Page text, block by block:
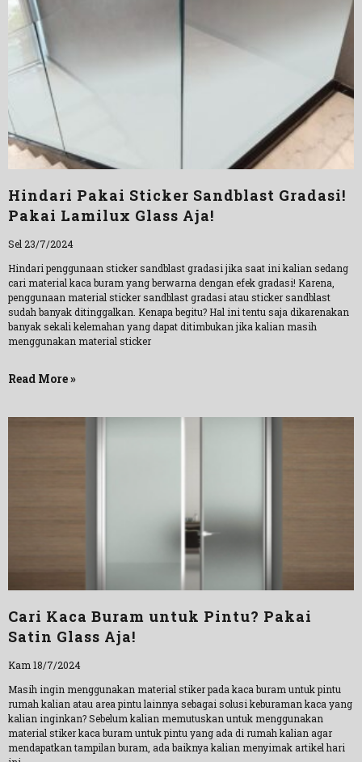
Hindari Pakai Sticker Sandblast Gradasi!
Pakai Lamilux Glass Aja!
Sel 23/7/2024
Hindari penggunaan sticker sandblast gradasi jika saat ini kalian sedang
cari material kaca buram yang berwarna dengan efek gradasi! Karena,
penggunaan material sticker sandblast gradasi atau sticker sandblast
sudah banyak ditinggalkan. Kenapa begitu? Hal ini tentu saja dikarenakan
banyak sekali kelemahan yang dapat ditimbukan jika kalian masih
menggunakan material sticker
Read More »
Cari Kaca Buram untuk Pintu? Pakai
Satin Glass Aja!
Kam 18/7/2024
Masih ingin menggunakan material stiker pada kaca buram untuk pintu
rumah kalian atau area pintu lainnya sebagai solusi keburaman kaca yang
kalian inginkan? Sebelum kalian memutuskan untuk menggunakan
material stiker kaca buram untuk pintu yang ada di rumah kalian agar
mendapatkan tampilan buram, ada baiknya kalian menyimak artikel hari